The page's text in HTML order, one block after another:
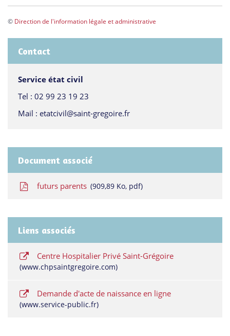
© Direction de l'information légale et administrative
Contact
Service état civil
Tel : 02 99 23 19 23
Mail : etatcivil@saint-gregoire.fr
Document associé
futurs parents 909,89 Ko, pdf
Liens associés
Centre Hospitalier Privé Saint-Grégoire
www.chpsaintgregoire.com
Demande d'acte de naissance en ligne
www.service-public.fr